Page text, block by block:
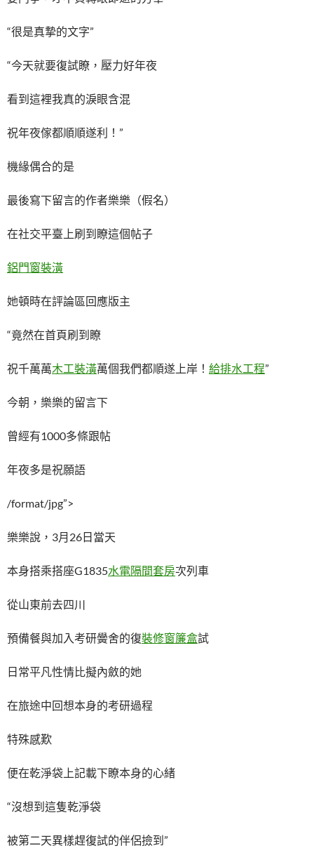
“很是真摯的文字”
“今天就要復試瞭，壓力好年夜
看到這裡我真的淚眼含混
祝年夜傢都順順遂利！”
機緣偶合的是
最後寫下留言的作者樂樂（假名）
在社交平臺上刷到瞭這個帖子
鋁門窗裝潢
她頓時在評論區回應版主
“竟然在首頁刷到瞭
祝千萬萬木工裝潢萬個我們都順遂上岸！ 給排水工程”
今朝，樂樂的留言下
曾經有1000多條跟帖
年夜多是祝願語
/format/jpg”>
樂樂說，3月26日當天
本身搭乘搭座G1835水電隔間套房次列車
從山東前去四川
預備餐與加入考研黌舍的復裝修窗簾盒試
日常平凡性情比擬內斂的她
在旅途中回想本身的考研過程
特殊感歎
便在乾淨袋上記載下瞭本身的心緒
“沒想到這隻乾淨袋
被第二天異樣趕復試的伴侶撿到”